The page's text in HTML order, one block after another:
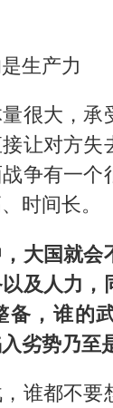
生产力
很大，承
让对方失
争有一个
时间长。
大国就会
及人力，
备，谁的
劣势乃至
谁都不要